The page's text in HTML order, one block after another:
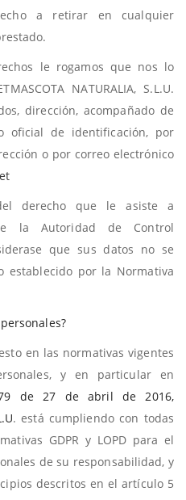
a retirar en cualquier
le rogamos que nos lo
NATURALIA, S.L.U.
dirección, acompañado de
oficial de identificación, por
o por correo electrónico
derecho que le asiste a
la Autoridad de Control
que sus datos no se
establecido por la Normativa
en las normativas vigentes
y en particular en
de 27 de abril de 2016,
. está cumpliendo con todas
GDPR y LOPD para el
de su responsabilidad, y
descritos en el artículo 5